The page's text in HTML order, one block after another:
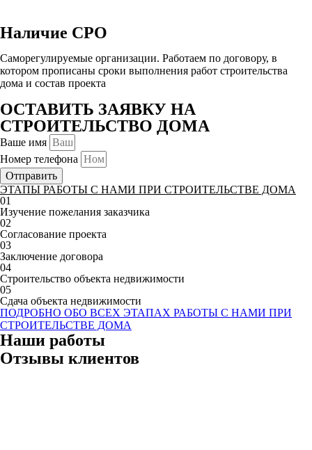
Наличие СРО
Саморегулируемые организации. Работаем по договору, в
котором прописаны сроки выполнения работ строительства
дома и состав проекта
ОСТАВИТЬ ЗАЯВКУ НА
СТРОИТЕЛЬСТВО ДОМА
Ваше имя
Номер телефона
Отправить
ЭТАПЫ РАБОТЫ С НАМИ ПРИ СТРОИТЕЛЬСТВЕ ДОМА
01
Изучение пожелания заказчика
02
Согласование проекта
03
Заключение договора
04
Строительство объекта недвижимости
05
Сдача объекта недвижимости
ПОДРОБНО ОБО ВСЕХ ЭТАПАХ РАБОТЫ С НАМИ ПРИ
СТРОИТЕЛЬСТВЕ ДОМА
Наши работы
Отзывы клиентов